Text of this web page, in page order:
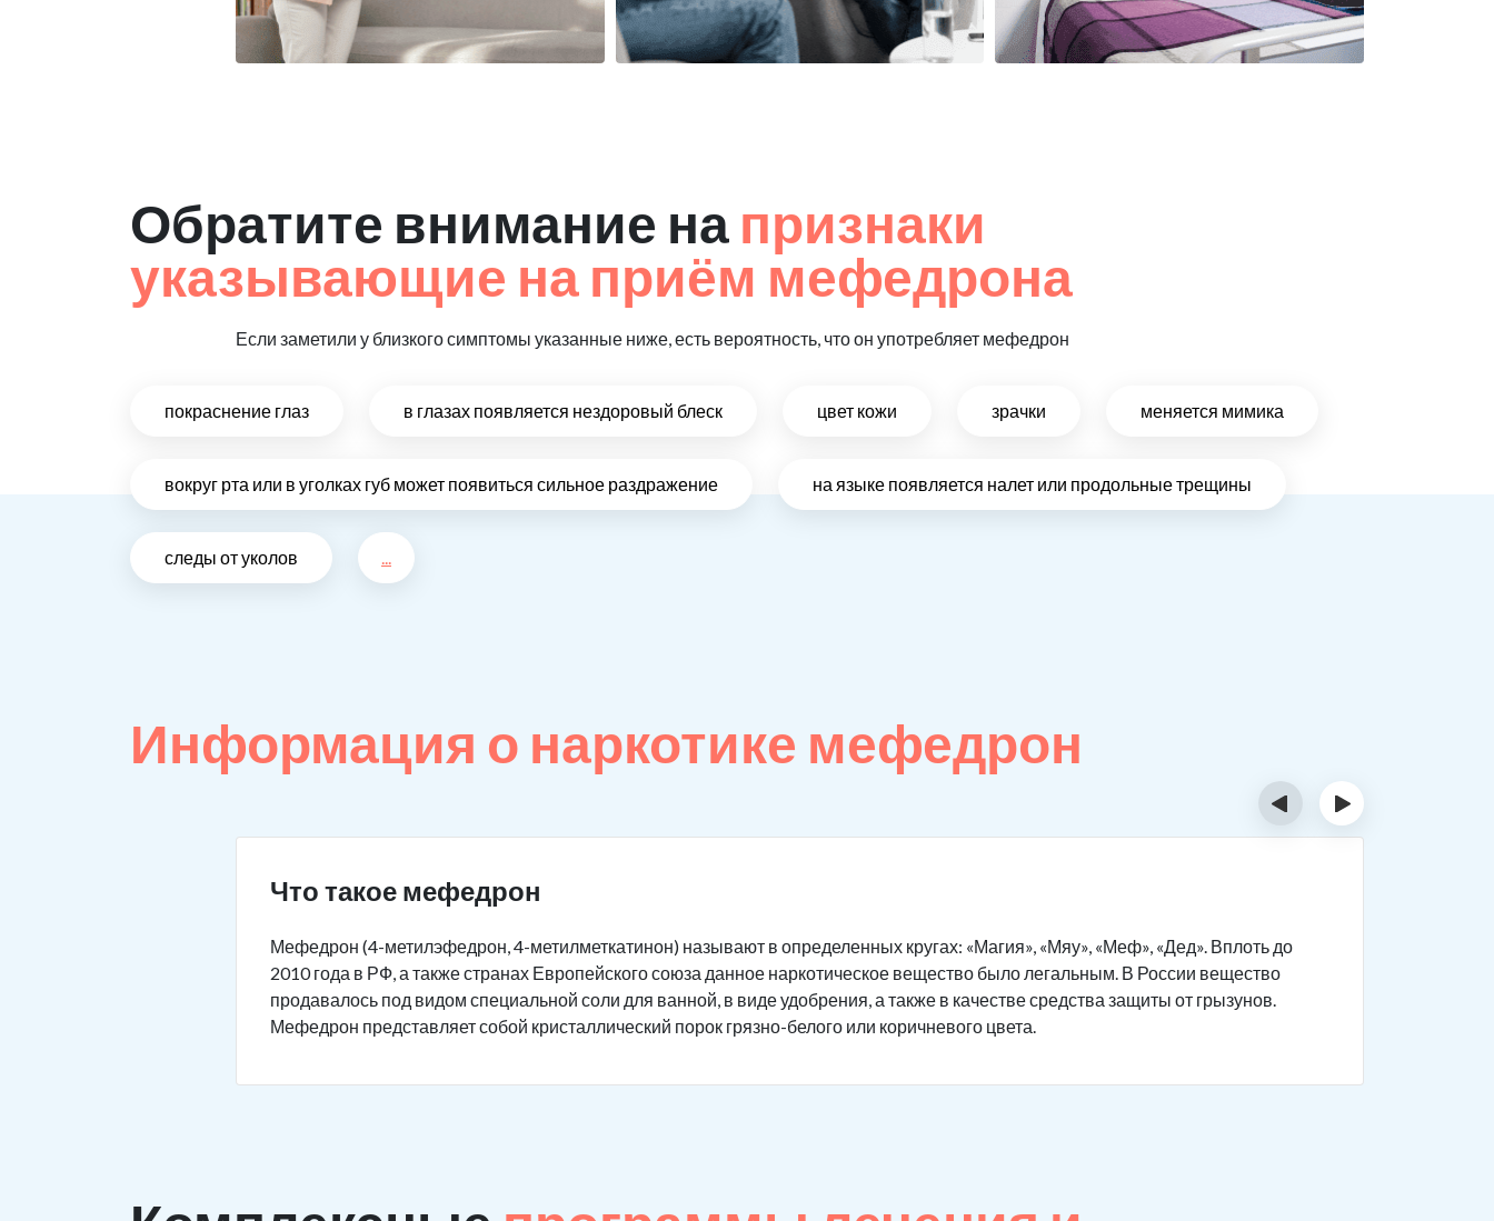
Обратите внимание на признаки
указывающие на приём мефедрона
Если заметили у близкого симптомы указанные ниже, есть вероятность, что он употребляет мефедрон
покраснение глаз в глазах появляется нездоровый блеск цвет кожи зрачки меняется мимика
вокруг рта или в уголках губ может появиться сильное раздражение на языке появляется налет или продольные трещины
следы от уколов ...
Информация о наркотике мефедрон
Что такое мефедрон
Мефедрон (4-метилэфедрон, 4-метилметкатинон) называют в определенных кругах: «Магия», «Мяу», «Меф», «Дед». Вплоть до
2010 года в РФ, а также странах Европейского союза данное наркотическое вещество было легальным. В России вещество
продавалось под видом специальной соли для ванной, в виде удобрения, а также в качестве средства защиты от грызунов.
Мефедрон представляет собой кристаллический порок грязно-белого или коричневого цвета.
‹ ›